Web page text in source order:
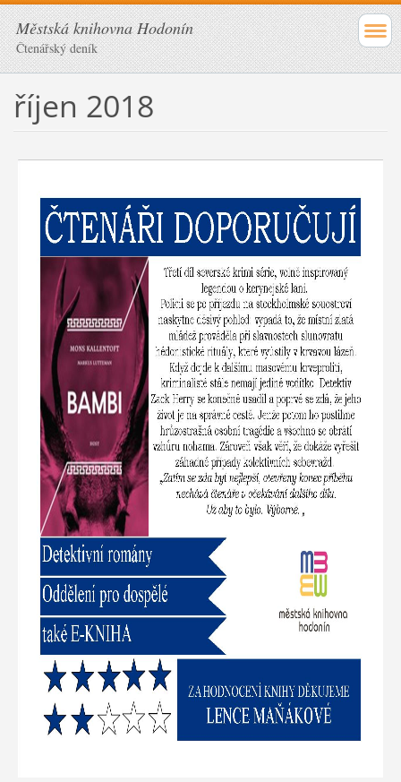
Městská knihovna Hodonín
Čtenářský deník
říjen 2018